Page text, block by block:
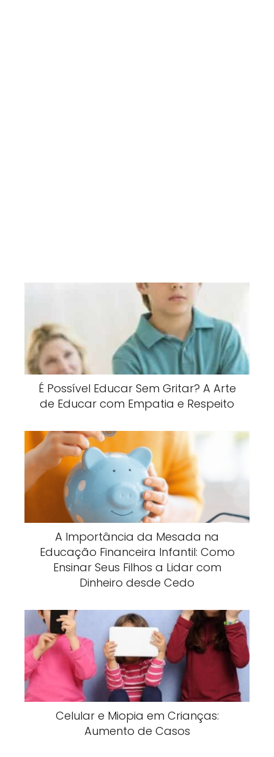
É Possível Educar Sem Gritar? A Arte
de Educar com Empatia e Respeito
A Importância da Mesada na
Educação Financeira Infantil: Como
Ensinar Seus Filhos a Lidar com
Dinheiro desde Cedo
Celular e Miopia em Crianças:
Aumento de Casos